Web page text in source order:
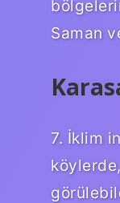
Saman
7. İklim